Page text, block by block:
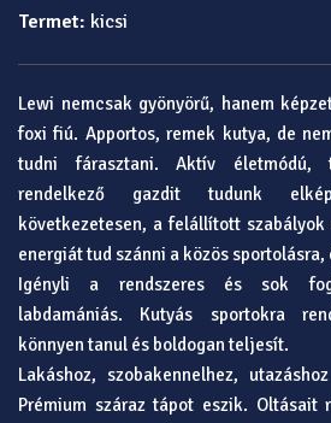
Termet: kicsi
Lewi nemcsak gyönyörű, hanem
foxi fiú. Apportos, remek kutya, de
tudni fárasztani. Aktív életmódú,
rendelkező gazdit tudunk
következetesen, a felállított
energiát tud szánni a közös
Igényli a rendszeres és sok
labdamániás. Kutyás sportokra
könnyen tanul és boldogan teljesít.
Lakáshoz, szobakennelhez,
Prémium száraz tápot eszik. Oltásait